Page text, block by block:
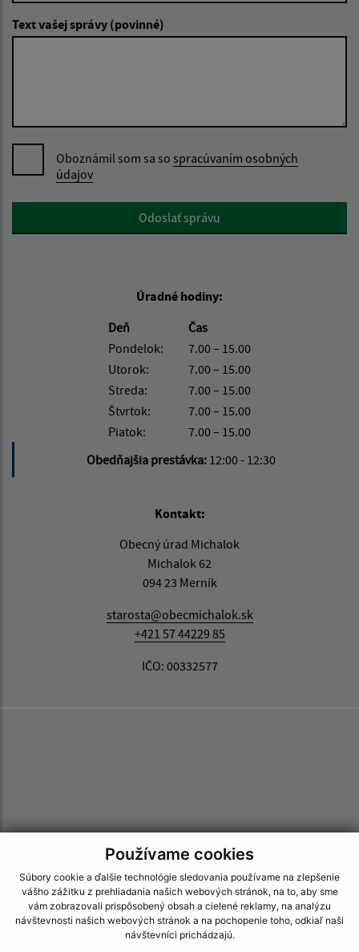
Používame cookies
Súbory cookie a ďalšie technológie sledovania používame na zlepšenie
vášho zážitku z prehliadania našich webových stránok, na to, aby sme
vám zobrazovali prispôsobený obsah a cielené reklamy, na analýzu
návštevnosti našich webových stránok a na pochopenie toho, odkiaľ naši
návštevníci prichádzajú.
Text vašej správy (povinné)
Oboznámil som sa so spracúvaním osobných
údajov
Google reCaptcha ResponseOdoslať správu
Úradné hodiny:
Deň
Čas
Pondelok:
7.00 – 15.00
Utorok:
7.00 – 15.00
Streda:
7.00 – 15.00
Štvrtok:
7.00 – 15.00
Piatok:
7.00 – 15.00
Obedňajšia prestávka: 12:00 - 12:30
Kontakt:
Obecný úrad Michalok
Michalok 62
094 23 Merník
starosta@obecmichalok.sk
+421 57 44229 85
IČO: 00332577